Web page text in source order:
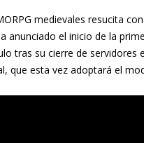
medievales resucita
anunciado el inicio de la
tras su cierre de servidores
que esta vez adoptará el